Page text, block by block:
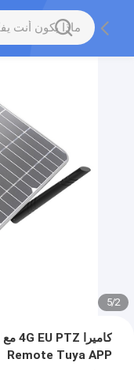
2
/
5
Remote Tuya APP